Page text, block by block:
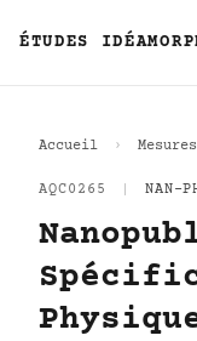
ÉTUDES
Accueil Mesures
AQC0265 NAN-